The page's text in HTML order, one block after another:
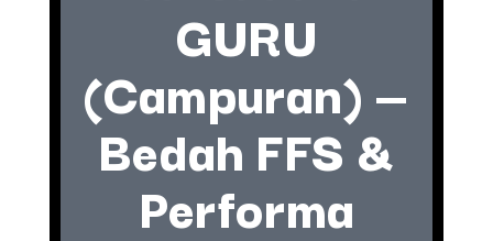
GURU
(Campuran) —
Bedah FFS &
Performa